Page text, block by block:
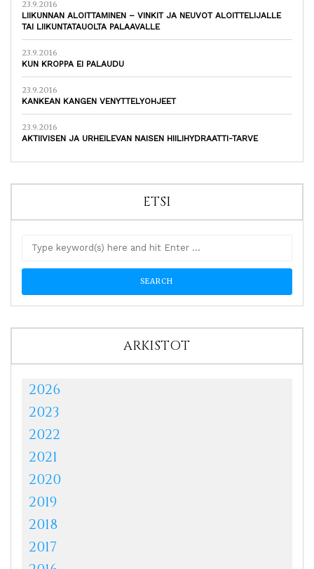
23.9.2016
LIIKUNNAN ALOITTAMINEN – VINKIT JA NEUVOT ALOITTELIJALLE
TAI LIIKUNTATAUOLTA PALAAVALLE
23.9.2016
KUN KROPPA EI PALAUDU
23.9.2016
KANKEAN KANGEN VENYTTELYOHJEET
23.9.2016
AKTIIVISEN JA URHEILEVAN NAISEN HIILIHYDRAATTI-TARVE
ETSI
ARKISTOT
2026
2023
2022
2021
2020
2019
2018
2017